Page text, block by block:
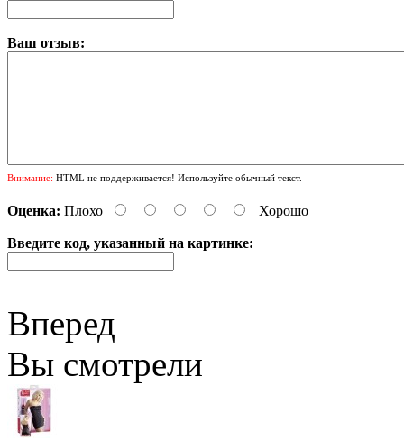
Ваш отзыв:
Внимание: HTML не поддерживается! Используйте обычный текст.
Оценка: Плохо Хорошо
Введите код, указанный на картинке:
Вперед
Вы смотрели